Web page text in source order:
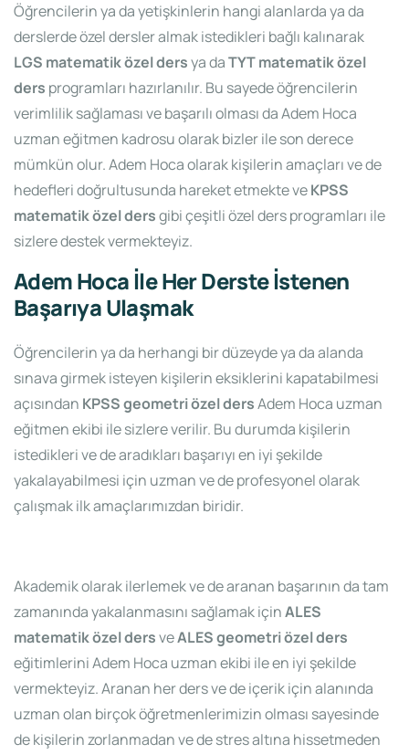
Öğrencilerin ya da yetişkinlerin hangi alanlarda ya da
derslerde özel dersler almak istedikleri bağlı kalınarak
LGS matematik özel dersya daTYT matematik özel
ders programları hazırlanılır. Bu sayede öğrencilerin
verimlilik sağlaması ve başarılı olması da Adem Hoca
uzman eğitmen kadrosu olarak bizler ile son derece
mümkün olur. Adem Hoca olarak kişilerin amaçları ve de
hedefleri doğrultusunda hareket etmekte veKPSS
matematik özel dersgibi çeşitli özel ders programları ile
sizlere destek vermekteyiz.
Adem Hoca İle Her Derste İstenen
Başarıya Ulaşmak
Öğrencilerin ya da herhangi bir düzeyde ya da alanda
sınava girmek isteyen kişilerin eksiklerini kapatabilmesi
açısından KPSS geometri özel dersAdem Hoca uzman
eğitmen ekibi ile sizlere verilir. Bu durumda kişilerin
istedikleri ve de aradıkları başarıyı en iyi şekilde
yakalayabilmesi için uzman ve de profesyonel olarak
çalışmak ilk amaçlarımızdan biridir.
Akademik olarak ilerlemek ve de aranan başarının da tam
zamanında yakalanmasını sağlamak içinALES
matematik özel dersveALES geometri özel ders
eğitimlerini Adem Hoca uzman ekibi ile en iyi şekilde
vermekteyiz. Aranan her ders ve de içerik için alanında
uzman olan birçok öğretmenlerimizin olması sayesinde
de kişilerin zorlanmadan ve de stres altına hissetmeden